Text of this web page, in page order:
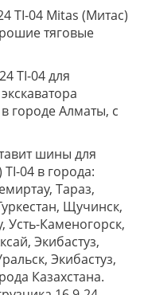
TI-04 Mitas (Митас)
тяговые
TI-04 для
городе Алматы, с
шины для
04 в города:
Тараз,
Щучинск,
Усть-Каменогорск,
Экибастуз,
Экибастуз,
Казахстана.